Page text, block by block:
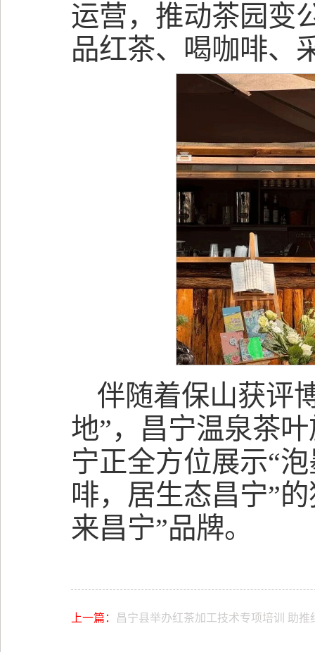
运营，推动茶园变
品红茶、喝咖啡、
伴随着保山获评
地”，昌宁温泉茶
宁正全方位展示“
啡，居生态昌宁”
来昌宁”品牌。
上一篇： 昌宁县举办红茶加工技术专项培训 助推